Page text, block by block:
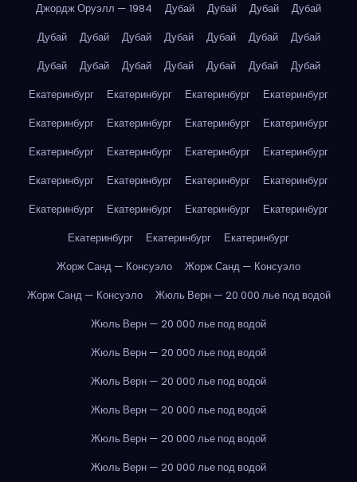
Джордж Оруэлл — 1984
Дубай Дубай Дубай
Дубай
Дубай
Дубай Дубай Дубай Дубай Дубай
Дубай
Дубай
Дубай Дубай Дубай Дубай Дубай
Дубай
Екатеринбург
Екатеринбург Екатеринбург
Екатеринбург
Екатеринбург
Екатеринбург Екатеринбург
Екатеринбург
Екатеринбург
Екатеринбург Екатеринбург
Екатеринбург
Екатеринбург
Екатеринбург Екатеринбург
Екатеринбург
Екатеринбург
Екатеринбург Екатеринбург
Екатеринбург
Екатеринбург
Екатеринбург
Екатеринбург
Жорж Санд — Консуэло
Жорж Санд — Консуэло
Жорж Санд — Консуэло
Жюль Верн — 20 000 лье под водой
Жюль Верн — 20 000 лье под водой
Жюль Верн — 20 000 лье под водой
Жюль Верн — 20 000 лье под водой
Жюль Верн — 20 000 лье под водой
Жюль Верн — 20 000 лье под водой
Жюль Верн — 20 000 лье под водой